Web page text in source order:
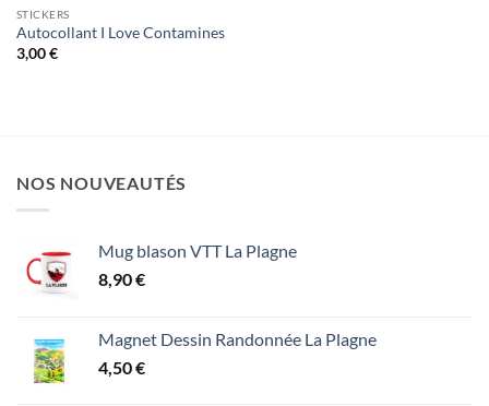
STICKERS
Autocollant I Love Contamines
3,00€
NOS NOUVEAUTÉS
Mug blason VTT La Plagne
8,90€
Magnet Dessin Randonnée La Plagne
4,50€